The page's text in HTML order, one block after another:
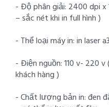
- Độ phân giải: 2400 dpi x
– sắc nét khi in full hình )
- Thể loại máy in: in laser
- Điện nguồn: 110 v- 220
khách hàng )
- Chất lượng bản in: đen